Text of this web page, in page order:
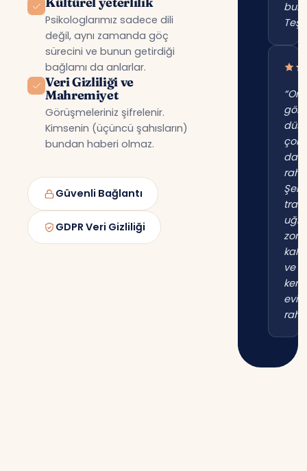
Psikologlarımız sadece dili
değil, aynı zamanda göç
sürecini ve bunun getirdiği
bağlamı da anlarlar.
Veri Gizliliği ve
Mahremiyet
Görüşmeleriniz şifrelenir.
Kimsenin (üçüncü şahısların)
bundan haberi olmaz.
Güvenli Bağlantı
GDPR Veri Gizliliği
çok
ve